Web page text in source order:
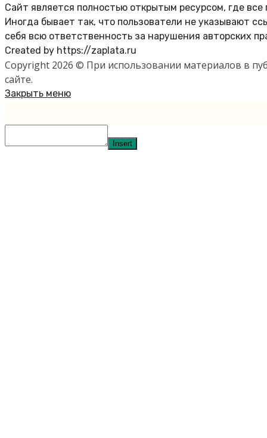
Сайт является полностью открытым ресурсом, где
Иногда бывает так, что пользователи не указывают
себя всю ответственность за нарушения авторских
Created by https://zaplata.ru
Copyright 2026 © При использовании материалов в
сайте.
Закрыть меню
Insert